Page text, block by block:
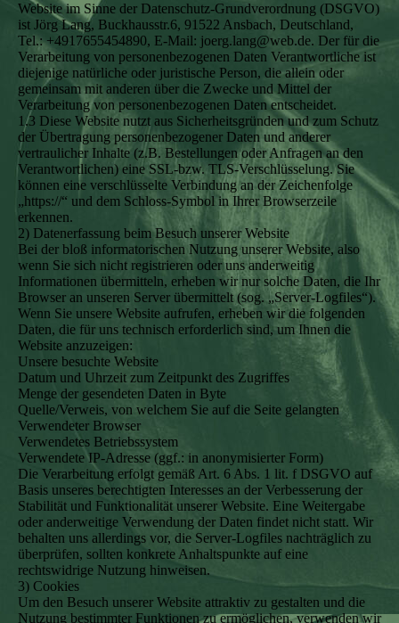
Website im Sinne der Datenschutz-Grundverordnung (DSGVO)
ist Jörg Lang, Buckhausstr.6, 91522 Ansbach, Deutschland,
Tel.: +4917655454890, E-Mail: joerg.lang@web.de. Der für die
Verarbeitung von personenbezogenen Daten Verantwortliche ist
diejenige natürliche oder juristische Person, die allein oder
gemeinsam mit anderen über die Zwecke und Mittel der
Verarbeitung von personenbezogenen Daten entscheidet.
1.3 Diese Website nutzt aus Sicherheitsgründen und zum Schutz
der Übertragung personenbezogener Daten und anderer
vertraulicher Inhalte (z.B. Bestellungen oder Anfragen an den
Verantwortlichen) eine SSL-bzw. TLS-Verschlüsselung. Sie
können eine verschlüsselte Verbindung an der Zeichenfolge
„https://“ und dem Schloss-Symbol in Ihrer Browserzeile
erkennen.
2) Datenerfassung beim Besuch unserer Website
Bei der bloß informatorischen Nutzung unserer Website, also
wenn Sie sich nicht registrieren oder uns anderweitig
Informationen übermitteln, erheben wir nur solche Daten, die Ihr
Browser an unseren Server übermittelt (sog. „Server-Logfiles“).
Wenn Sie unsere Website aufrufen, erheben wir die folgenden
Daten, die für uns technisch erforderlich sind, um Ihnen die
Website anzuzeigen:
Unsere besuchte Website
Datum und Uhrzeit zum Zeitpunkt des Zugriffes
Menge der gesendeten Daten in Byte
Quelle/Verweis, von welchem Sie auf die Seite gelangten
Verwendeter Browser
Verwendetes Betriebssystem
Verwendete IP-Adresse (ggf.: in anonymisierter Form)
Die Verarbeitung erfolgt gemäß Art. 6 Abs. 1 lit. f DSGVO auf
Basis unseres berechtigten Interesses an der Verbesserung der
Stabilität und Funktionalität unserer Website. Eine Weitergabe
oder anderweitige Verwendung der Daten findet nicht statt. Wir
behalten uns allerdings vor, die Server-Logfiles nachträglich zu
überprüfen, sollten konkrete Anhaltspunkte auf eine
rechtswidrige Nutzung hinweisen.
3) Cookies
Um den Besuch unserer Website attraktiv zu gestalten und die
Nutzung bestimmter Funktionen zu ermöglichen, verwenden wir